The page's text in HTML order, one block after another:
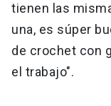
tienen las
una, es súper
de crochet con
el trabajo".